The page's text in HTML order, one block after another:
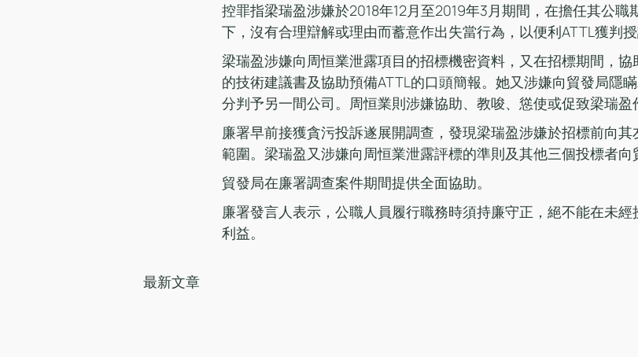
控罪指梁瑞盈涉嫌於2018年12月至2019年3月期間，在擔任其公職
下，沒有合理辯解或理由而蓄意作出失當行為，以便利ATTL獲判授
梁瑞盈涉嫌向周恒業泄露項目的招標機密資料，又在招標期間，
的技術建議書及協助預備ATTL的口頭簡報。她又涉嫌向貿發局隱
分判予另一間公司。周恒業則涉嫌協助、教唆、慫使或促致梁瑞盈
廉署早前接獲貪污投訴遂展開調查，發現梁瑞盈涉嫌於招標前向
範圍。梁瑞盈又涉嫌向周恒業泄露評標的準則及其他三個投標者向
貿發局在廉署調查案件期間提供全面協助。
廉署發言人表示，公職人員履行職務時須持廉守正，絕不能在未
利益。
最新文章